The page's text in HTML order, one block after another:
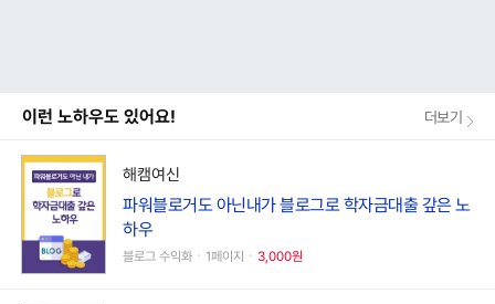
이런 노하우도 있어요! 더보기
해캠여신
파워블로거도 아닌내가 블로그로 학자금대출 갚은 노
하우
블로그 수익화ㆍ1페이지ㆍ 3,000원